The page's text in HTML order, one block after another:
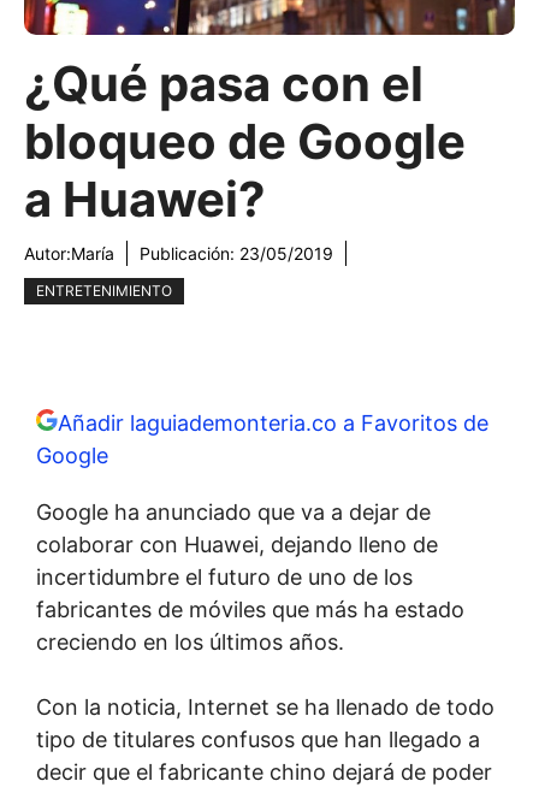
¿Qué pasa con el
bloqueo de Google
a Huawei?
Autor:María Publicación: 23/05/2019
ENTRETENIMIENTO
Añadir laguiademonteria.co a Favoritos de
Google
Google ha anunciado que va a dejar de
colaborar con Huawei, dejando lleno de
incertidumbre el futuro de uno de los
fabricantes de móviles que más ha estado
creciendo en los últimos años.
Con la noticia, Internet se ha llenado de todo
tipo de titulares confusos que han llegado a
decir que el fabricante chino dejará de poder